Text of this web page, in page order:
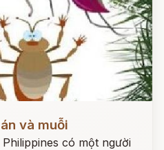
và muỗi
có một người